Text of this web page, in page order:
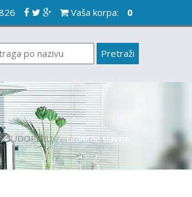
Vaša korpa: 0
SUDOPERU / Granitne slavine